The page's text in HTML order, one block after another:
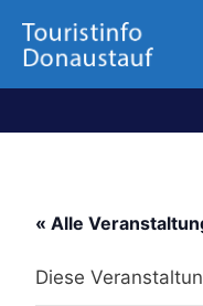
« Alle
Diese